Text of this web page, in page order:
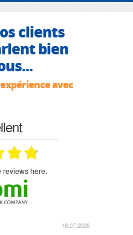
clients
bien
avec
reviews here.
18.07.2026